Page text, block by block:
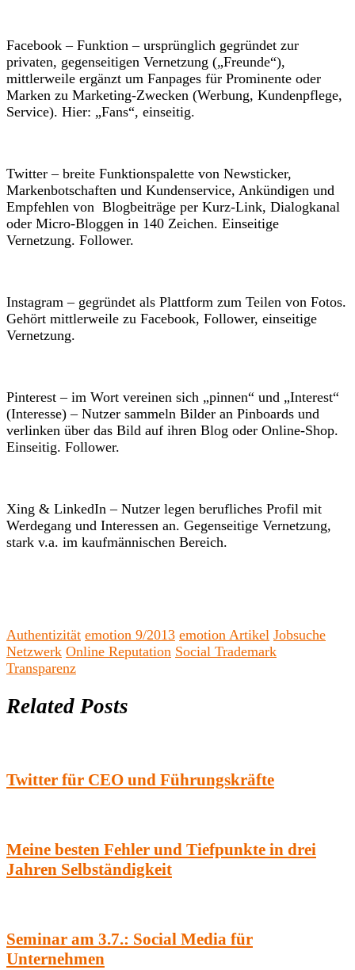
Facebook – Funktion – ursprünglich gegründet zur
privaten, gegenseitigen Vernetzung („Freunde“),
mittlerweile ergänzt um Fanpages für Prominente oder
Marken zu Marketing-Zwecken (Werbung, Kundenpflege,
Service). Hier: „Fans“, einseitig.
Twitter – breite Funktionspalette von Newsticker,
Markenbotschaften und Kundenservice, Ankündigen und
Empfehlen von Blogbeiträge per Kurz-Link, Dialogkanal
oder Micro-Bloggen in 140 Zeichen. Einseitige
Vernetzung. Follower.
Instagram – gegründet als Plattform zum Teilen von Fotos.
Gehört mittlerweile zu Facebook, Follower, einseitige
Vernetzung.
Pinterest – im Wort vereinen sich „pinnen“ und „Interest“
(Interesse) – Nutzer sammeln Bilder an Pinboards und
verlinken über das Bild auf ihren Blog oder Online-Shop.
Einseitig. Follower.
Xing & LinkedIn – Nutzer legen berufliches Profil mit
Werdegang und Interessen an. Gegenseitige Vernetzung,
stark v.a. im kaufmännischen Bereich.
Authentizität emotion 9/2013 emotion Artikel Jobsuche
Netzwerk Online Reputation Social Trademark
Transparenz
Related Posts
Twitter für CEO und Führungskräfte
Meine besten Fehler und Tiefpunkte in drei
Jahren Selbständigkeit
Seminar am 3.7.: Social Media für
Unternehmen